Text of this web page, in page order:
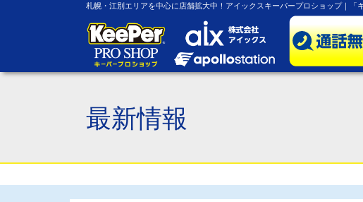
札幌・江別エリアを中心に店舗拡大中！アイックスキーパープロショップ｜「
最新情報